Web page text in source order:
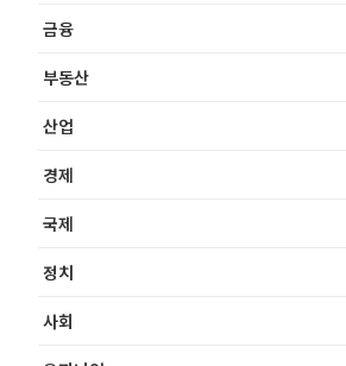
금융
부동산
산업
경제
국제
정치
사회